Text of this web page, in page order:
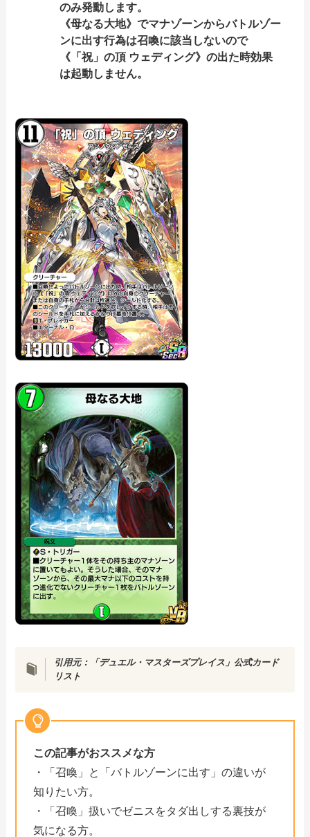
のみ発動します。
《母なる大地》でマナゾーンからバトルゾー
ンに出す行為は召喚に該当しないので
《「祝」の頂 ウェディング》の出た時効果
は起動しません。
引用元：「デュエル・マスターズプレイス」公式カード
リスト
この記事がおススメな方
・「召喚」と「バトルゾーンに出す」の違いが
知りたい方。
・「召喚」扱いでゼニスをタダ出しする裏技が
気になる方。